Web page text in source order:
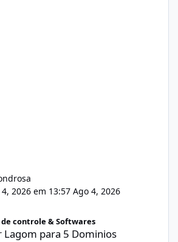
2026 em 13:57 Ago 4, 2026
de controle & Softwares
Lagom para 5 Dominios